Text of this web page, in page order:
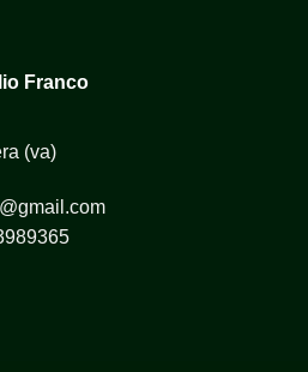
Franco
(va)